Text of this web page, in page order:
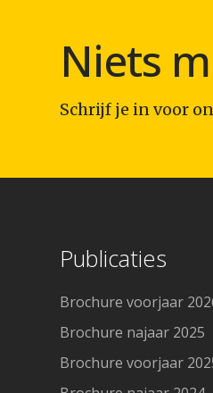
Niets
Schrijf je in voor
Publicaties
Brochure voorjaar
Brochure najaar 2025
Brochure voorjaar